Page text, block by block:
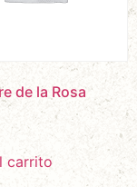
de la Rosa
carrito